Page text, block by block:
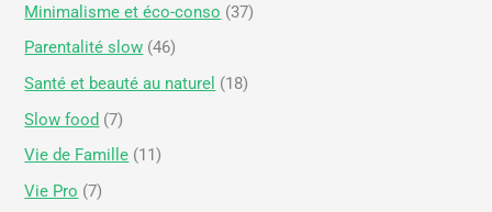
Minimalisme et éco-conso (37)
Parentalité slow (46)
Santé et beauté au naturel (18)
Slow food (7)
Vie de Famille (11)
Vie Pro (7)